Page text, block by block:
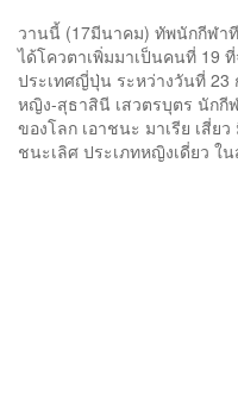
วานนี้ (17มีนาคม) ทัพนักกีฬา
ได้โควตาเพิ่มมาเป็นคนที่ 19
ประเทศญี่ปุ่น ระหว่างวันที่ 23
หญิง-สุธาสินี เสวตรบุตร นักกี
ของโลก เอาชนะ มาเรีย เสี่ย
ชนะเลิศ ประเภทหญิงเดี่ยว ใน